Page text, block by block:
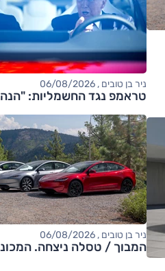
ניר בן טובים , 06/08/2026
טראמפ נגד החשמליות:
ניר בן טובים , 06/08/2026
המבוך / טסלה ניצחה.